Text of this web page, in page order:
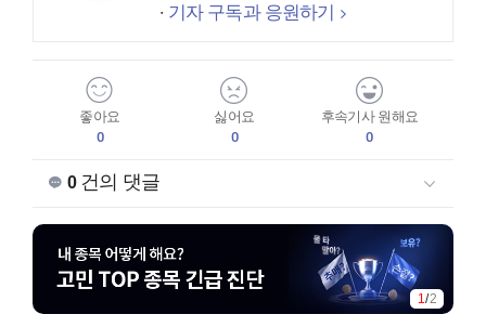
기자 구독과 응원하기
좋아요
0
싫어요
0
후속기사 원해요
0
0건의 댓글
1/2